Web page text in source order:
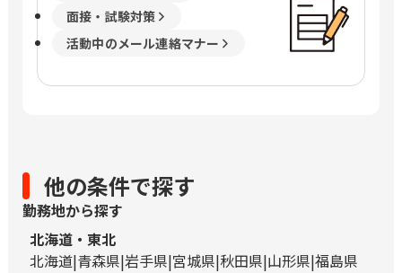
面接・試験対策
活動中のメール連絡マナー
他の条件で探す
勤務地から探す
北海道・東北
北海道 青森県 岩手県 宮城県 秋田県 山形県 福島県